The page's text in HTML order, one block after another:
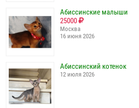
Абиссинские малыши
25000
Москва
16 июня 2026
Абиссинский котенок
12 июля 2026